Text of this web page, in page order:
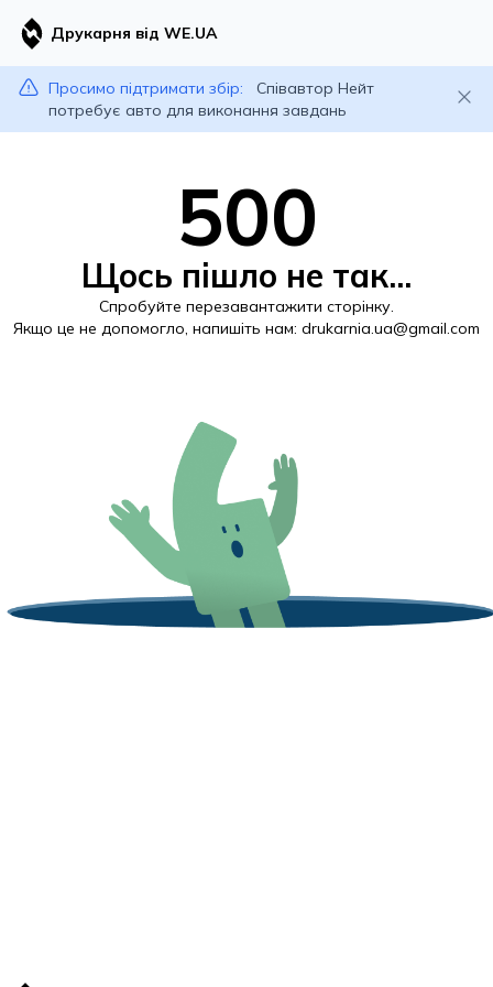
Друкарня від WE.UA
Просимо підтримати збір:
Співавтор Нейт
потребує авто для виконання завдань
500
Щось пішло не так...
Спробуйте перезавантажити сторінку.
Якщо це не допомогло, напишіть нам: drukarnia.ua@gmail.com